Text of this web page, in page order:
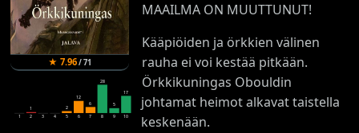
★7.96/71
1
1
2
3 4
2
5
12
6
6
7
28
8
5
9
17
10
MAAILMA ON MUUTTUNUT!
Kääpiöiden ja örkkien välinen
rauha ei voi kestää pitkään.
Örkkikuningas Obouldin
johtamat heimot alkavat taistella
keskenään.